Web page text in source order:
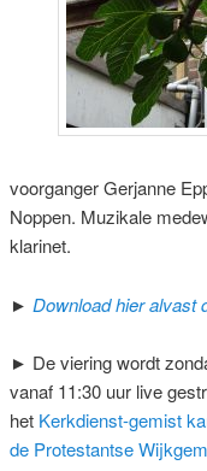
voorganger Gerjanne
Noppen. Muzikale
klarinet.
► Download hier alvast
► De viering wordt
vanaf 11:30 uur live
het Kerkdienst-gemist
de Protestantse